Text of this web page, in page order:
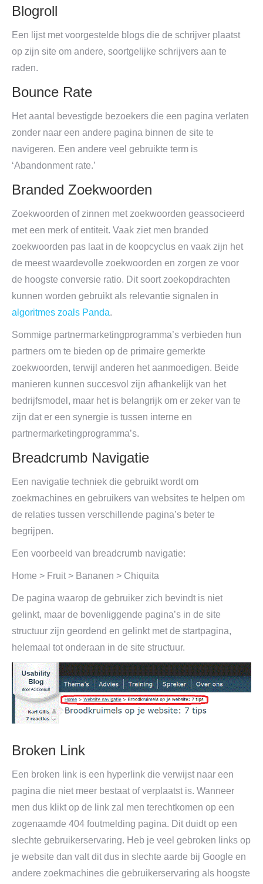
Blogroll
Een lijst met voorgestelde blogs die de schrijver plaatst
op zijn site om andere, soortgelijke schrijvers aan te
raden.
Bounce Rate
Het aantal bevestigde bezoekers die een pagina verlaten
zonder naar een andere pagina binnen de site te
navigeren. Een andere veel gebruikte term is
‘Abandonment rate.’
Branded Zoekwoorden
Zoekwoorden of zinnen met zoekwoorden geassocieerd
met een merk of entiteit. Vaak ziet men branded
zoekwoorden pas laat in de koopcyclus en vaak zijn het
de meest waardevolle zoekwoorden en zorgen ze voor
de hoogste conversie ratio. Dit soort zoekopdrachten
kunnen worden gebruikt als relevantie signalen in
algoritmes zoals Panda.
Sommige partnermarketingprogramma’s verbieden hun
partners om te bieden op de primaire gemerkte
zoekwoorden, terwijl anderen het aanmoedigen. Beide
manieren kunnen succesvol zijn afhankelijk van het
bedrijfsmodel, maar het is belangrijk om er zeker van te
zijn dat er een synergie is tussen interne en
partnermarketingprogramma’s.
Breadcrumb Navigatie
Een navigatie techniek die gebruikt wordt om
zoekmachines en gebruikers van websites te helpen om
de relaties tussen verschillende pagina’s beter te
begrijpen.
Een voorbeeld van breadcrumb navigatie:
Home > Fruit > Bananen > Chiquita
De pagina waarop de gebruiker zich bevindt is niet
gelinkt, maar de bovenliggende pagina’s in de site
structuur zijn geordend en gelinkt met de startpagina,
helemaal tot onderaan in de site structuur.
Broken Link
Een broken link is een hyperlink die verwijst naar een
pagina die niet meer bestaat of verplaatst is. Wanneer
men dus klikt op de link zal men terechtkomen op een
zogenaamde 404 foutmelding pagina. Dit duidt op een
slechte gebruikerservaring. Heb je veel gebroken links op
je website dan valt dit dus in slechte aarde bij Google en
andere zoekmachines die gebruikerservaring als hoogste